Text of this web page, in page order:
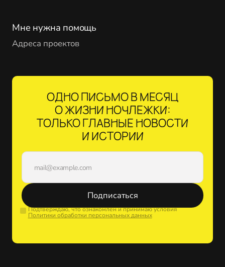
Мне нужна помощь
Адреса проектов
ОДНО ПИСЬМО В МЕСЯЦ
О ЖИЗНИ НОЧЛЕЖКИ:
ТОЛЬКО ГЛАВНЫЕ НОВОСТИ
И ИСТОРИИ
Подписаться
Подтверждаю, что ознакомлен и принимаю условия
Политики обработки персональных данных